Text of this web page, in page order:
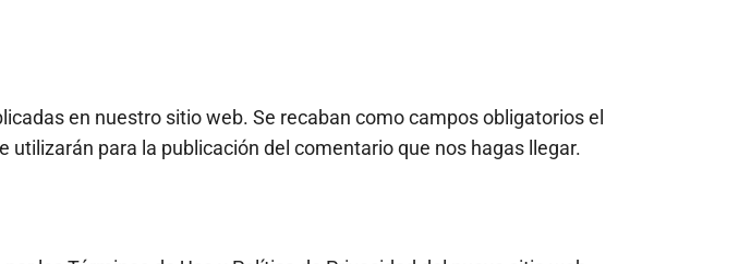
en nuestro sitio web. Se recaban como campos obligatorios el
para la publicación del comentario que nos hagas llegar.